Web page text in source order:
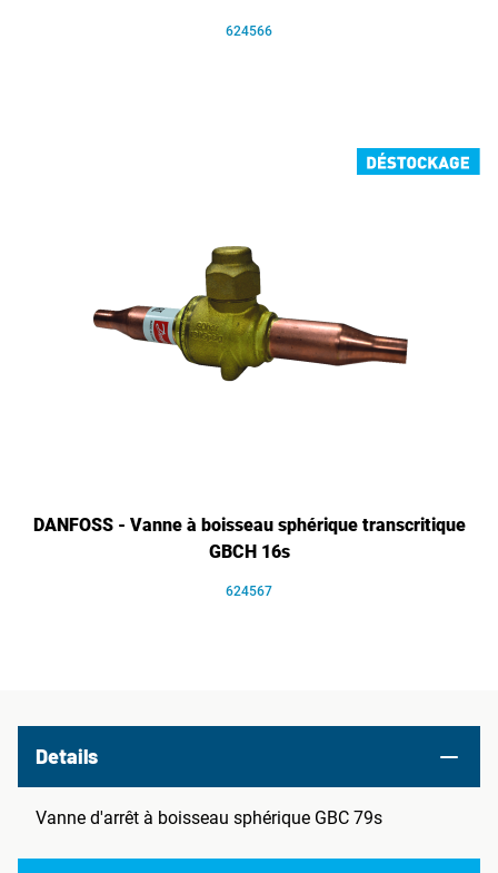
624566
DANFOSS - Vanne à boisseau sphérique transcritique
GBCH 16s
624567
Details
Vanne d'arrêt à boisseau sphérique GBC 79s